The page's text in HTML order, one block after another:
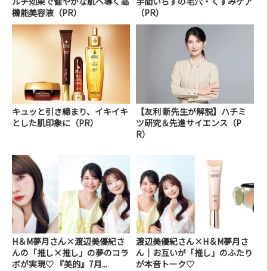
機能美容液（PR）
（PR）
キュッと引き締まり、イキイキ
とした肌印象に（PR）
【友利 新先生が解説】ハチミ
ツ研究＆先進サイエンス（P
R）
H＆M夢月さん×渡辺美優紀さ
んの「推し×推し」の夢のコラ
ボが実現♡ 『美的』7月...
渡辺美優紀さん×H＆M夢月さ
ん｜お互いが「推し」のふたり
が本音トーク♡